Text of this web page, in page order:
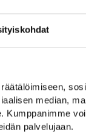
median,
palvelujaan.
Holiday